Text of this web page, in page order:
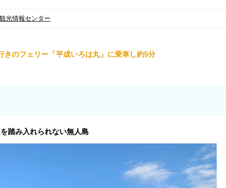
光情報センター
きのフェリー「平成いろは丸」に乗車し約5分
踏み入れられない無人島